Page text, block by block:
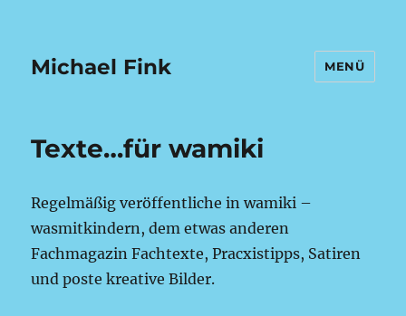
Michael Fink MENÜ
Texte…für wamiki
Regelmäßig veröffentliche in wamiki –
wasmitkindern, dem etwas anderen
Fachmagazin Fachtexte, Pracxistipps, Satiren
und poste kreative Bilder.